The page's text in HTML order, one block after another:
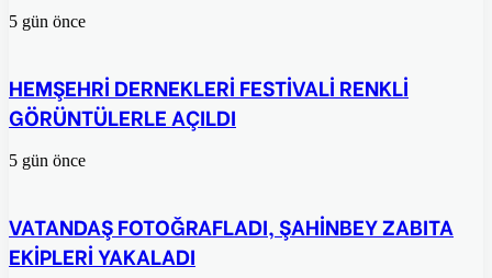
5 gün önce
HEMŞEHRİ DERNEKLERİ FESTİVALİ RENKLİ
GÖRÜNTÜLERLE AÇILDI
5 gün önce
VATANDAŞ FOTOĞRAFLADI, ŞAHİNBEY ZABITA
EKİPLERİ YAKALADI